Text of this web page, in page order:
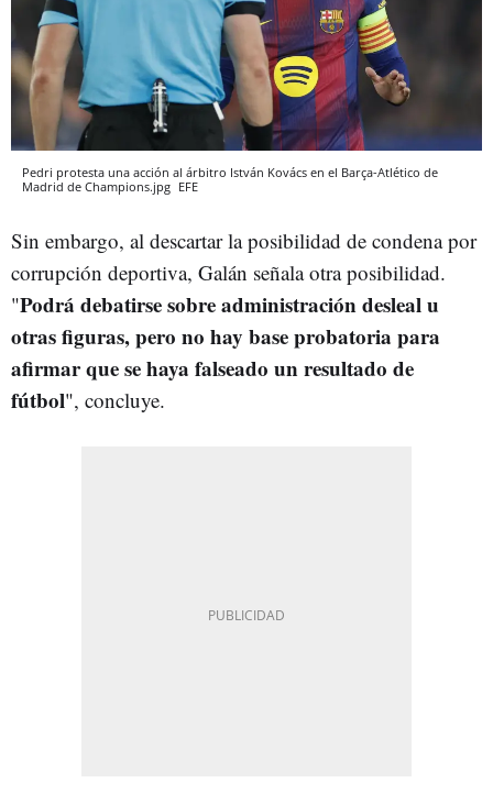
Pedri protesta una acción al árbitro István Kovács en el Barça-Atlético de
Madrid de Champions.jpg EFE
Sin embargo, al descartar la posibilidad de condena por
corrupción deportiva, Galán señala otra posibilidad.
"Podrá debatirse sobre administración desleal u
otras figuras, pero no hay base probatoria para
afirmar que se haya falseado un resultado de
fútbol", concluye.